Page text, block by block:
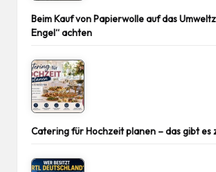
Beim Kauf von Papierwolle auf das
Engel“ achten
Catering für Hochzeit planen – das gibt es